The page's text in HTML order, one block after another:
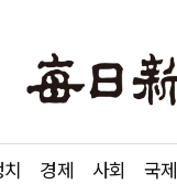
경제 사회 국제